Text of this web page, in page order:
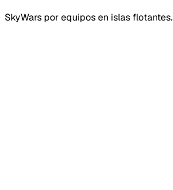
SkyWars por equipos en islas flotantes.